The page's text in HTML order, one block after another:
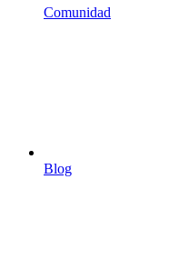
Comunidad
Blog